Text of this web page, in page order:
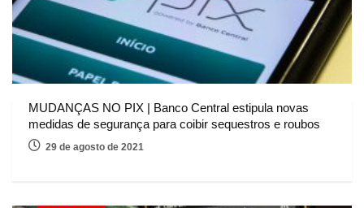
MUDANÇAS NO PIX | Banco Central estipula novas
medidas de segurança para coibir sequestros e roubos
29 de agosto de 2021